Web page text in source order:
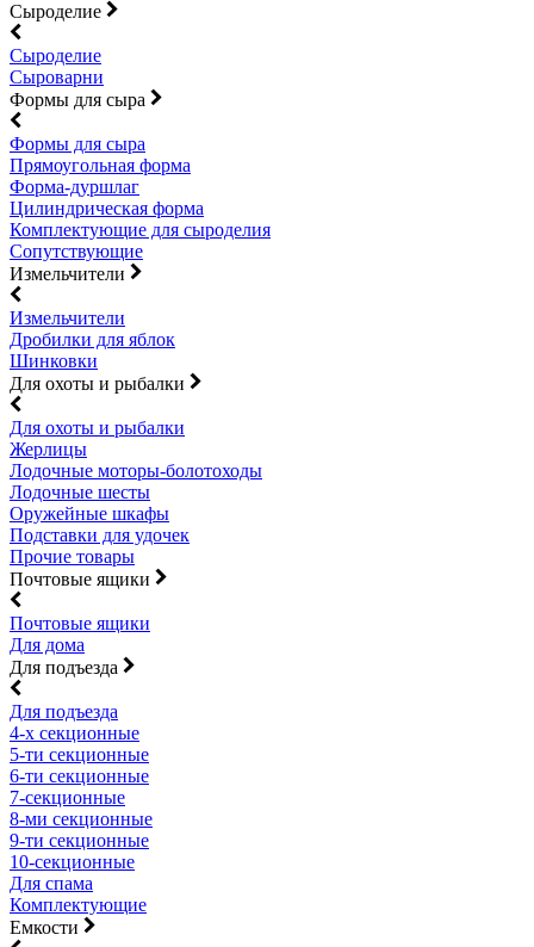
Сыроделие
Сыроделие
Сыроварни
Формы для сыра
Формы для сыра
Прямоугольная форма
Форма-дуршлаг
Цилиндрическая форма
Комплектующие для сыроделия
Сопутствующие
Измельчители
Измельчители
Дробилки для яблок
Шинковки
Для охоты и рыбалки
Для охоты и рыбалки
Жерлицы
Лодочные моторы-болотоходы
Лодочные шесты
Оружейные шкафы
Подставки для удочек
Прочие товары
Почтовые ящики
Почтовые ящики
Для дома
Для подъезда
Для подъезда
4-х секционные
5-ти секционные
6-ти секционные
7-секционные
8-ми секционные
9-ти секционные
10-секционные
Для спама
Комплектующие
Емкости